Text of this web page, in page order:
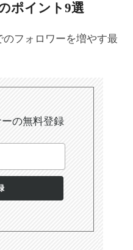
ポイント9選
フォロワーを増やす最